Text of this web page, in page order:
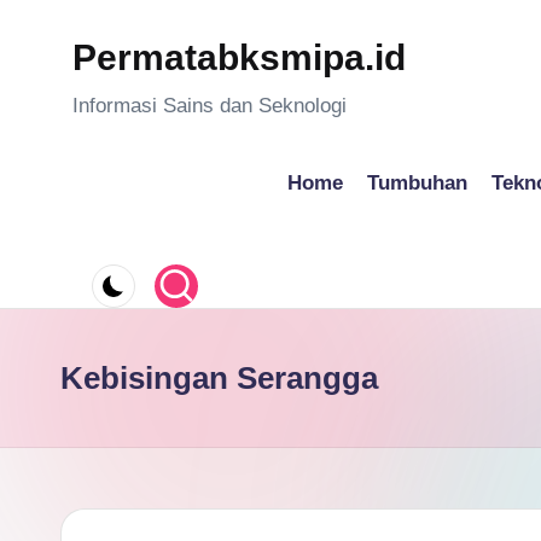
Permatabksmipa.id
Informasi Sains dan Seknologi
Home Tumbuhan
Kebisingan Serangga